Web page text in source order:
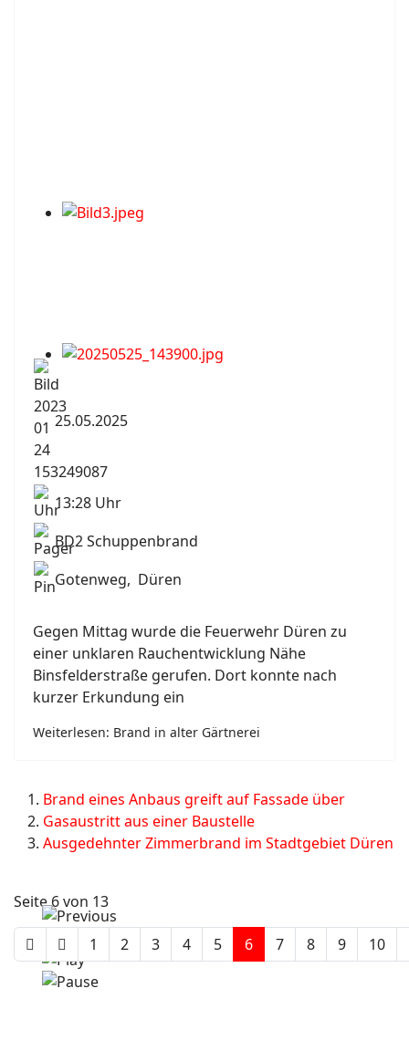
25.05.2025
13:28 Uhr
BD2 Schuppenbrand
Gotenweg, Düren
Gegen Mittag wurde die Feuerwehr Düren zu
einer unklaren Rauchentwicklung Nähe
Binsfelderstraße gerufen. Dort konnte nach
kurzer Erkundung ein
Weiterlesen: Brand in alter Gärtnerei
Brand eines Anbaus greift auf Fassade über
Gasaustritt aus einer Baustelle
Ausgedehnter Zimmerbrand im Stadtgebiet Düren
Seite 6 von 13
1 2 3 4 5 6 7 8 9 10